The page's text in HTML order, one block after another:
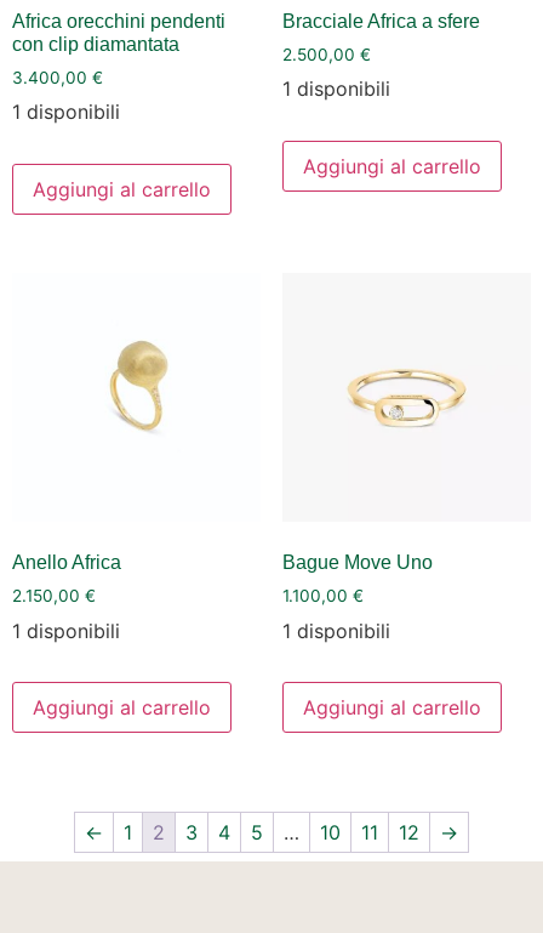
Africa orecchini pendenti
con clip diamantata
3.400,00 €
1 disponibili
Aggiungi al carrello
Bracciale Africa a sfere
2.500,00 €
1 disponibili
Aggiungi al carrello
Anello Africa
2.150,00 €
1 disponibili
Aggiungi al carrello
Bague Move Uno
1.100,00 €
1 disponibili
Aggiungi al carrello
← 1 2 3 4 5 … 10 11 12 →